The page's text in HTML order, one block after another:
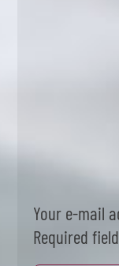
Your e-mail
Required